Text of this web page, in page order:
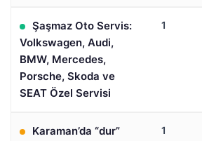
Şaşmaz Oto Servis:
Volkswagen, Audi,
BMW, Mercedes,
Porsche, Skoda ve
SEAT Özel Servisi
1
Karaman’da “dur”
1